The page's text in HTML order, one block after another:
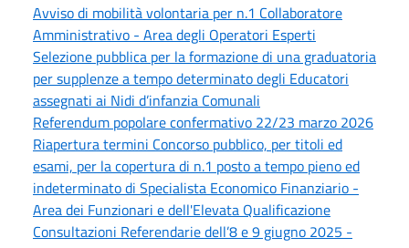
Avviso di mobilità volontaria per n.1 Collaboratore
Amministrativo - Area degli Operatori Esperti
Selezione pubblica per la formazione di una graduatoria
per supplenze a tempo determinato degli Educatori
assegnati ai Nidi d’infanzia Comunali
Referendum popolare confermativo 22/23 marzo 2026
Riapertura termini Concorso pubblico, per titoli ed
esami, per la copertura di n.1 posto a tempo pieno ed
indeterminato di Specialista Economico Finanziario -
Area dei Funzionari e dell'Elevata Qualificazione
Consultazioni Referendarie dell’8 e 9 giugno 2025 -